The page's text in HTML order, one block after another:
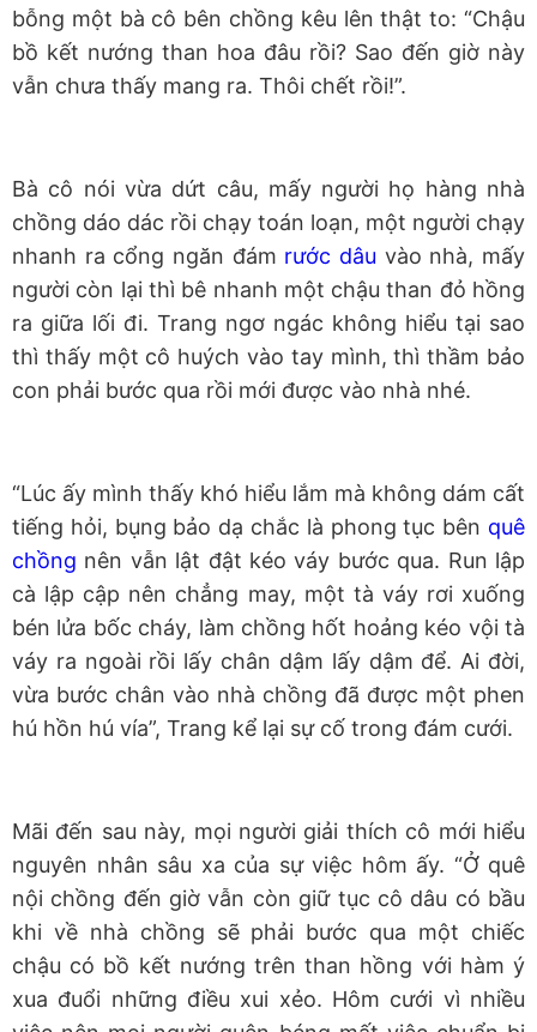
bỗng một bà cô bên chồng kêu lên thật to: “Chậu
bồ kết nướng than hoa đâu rồi? Sao đến giờ này
vẫn chưa thấy mang ra. Thôi chết rồi!”.
Bà cô nói vừa dứt câu, mấy người họ hàng nhà
chồng dáo dác rồi chạy toán loạn, một người chạy
nhanh ra cổng ngăn đám rước dâu vào nhà, mấy
người còn lại thì bê nhanh một chậu than đỏ hồng
ra giữa lối đi. Trang ngơ ngác không hiểu tại sao
thì thấy một cô huých vào tay mình, thì thầm bảo
con phải bước qua rồi mới được vào nhà nhé.
“Lúc ấy mình thấy khó hiểu lắm mà không dám cất
tiếng hỏi, bụng bảo dạ chắc là phong tục bên quê
chồng nên vẫn lật đật kéo váy bước qua. Run lập
cà lập cập nên chẳng may, một tà váy rơi xuống
bén lửa bốc cháy, làm chồng hốt hoảng kéo vội tà
váy ra ngoài rồi lấy chân dậm lấy dậm để. Ai đời,
vừa bước chân vào nhà chồng đã được một phen
hú hồn hú vía”, Trang kể lại sự cố trong đám cưới.
Mãi đến sau này, mọi người giải thích cô mới hiểu
nguyên nhân sâu xa của sự việc hôm ấy. “Ở quê
nội chồng đến giờ vẫn còn giữ tục cô dâu có bầu
khi về nhà chồng sẽ phải bước qua một chiếc
chậu có bồ kết nướng trên than hồng với hàm ý
xua đuổi những điều xui xẻo. Hôm cưới vì nhiều